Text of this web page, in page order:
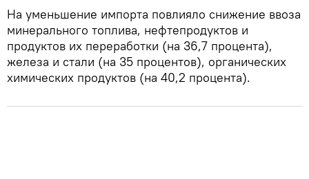
На уменьшение импорта повлияло снижение ввоза
минерального топлива, нефтепродуктов и
продуктов их переработки (на 36,7 процента),
железа и стали (на 35 процентов), органических
химических продуктов (на 40,2 процента).